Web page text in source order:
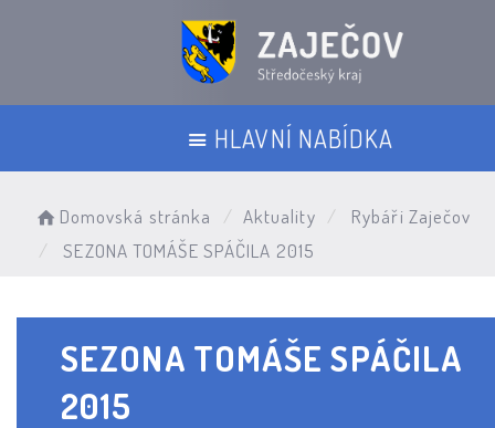
HLAVNÍ NABÍDKA
Domovská stránka Aktuality
Rybáři Zaječov
SEZONA TOMÁŠE SPÁČILA 2015
SEZONA TOMÁŠE SPÁČILA
2015